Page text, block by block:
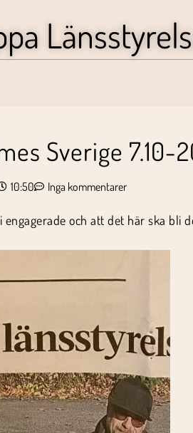
Sverige 7.10-
10:50 Inga kommentarer
och att det här ska bli